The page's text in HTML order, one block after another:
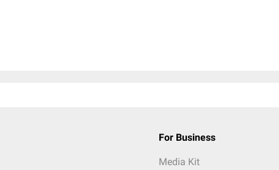
For Business
Media Kit